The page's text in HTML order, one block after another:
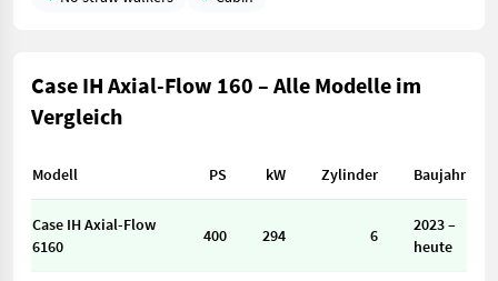
Case IH Axial-Flow 160 – Alle Modelle im
Vergleich
Modell PS kW Zylinder Baujahr
Case IH Axial-Flow
6160
400 294 6
2023 –
heute